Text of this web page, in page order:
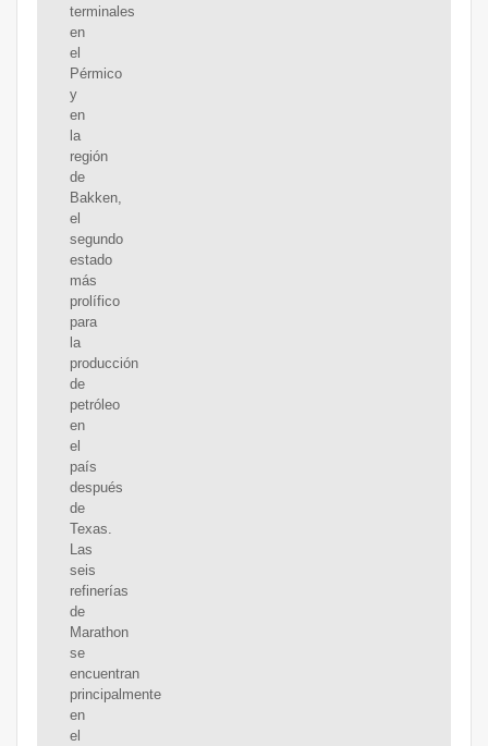
terminales
en
el
Pérmico
y
en
la
región
de
Bakken,
el
segundo
estado
más
prolífico
para
la
producción
de
petróleo
en
el
país
después
de
Texas.
Las
seis
refinerías
de
Marathon
se
encuentran
principalmente
en
el